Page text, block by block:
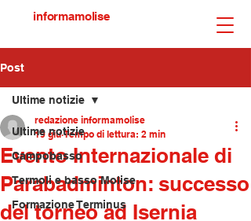
informamolise
Post
Ultime notizie
Campobasso
Termoli e basso Molise
Formazione Terminus
Ultime notizie
Evento Internazionale di
Parabadminton: successo
del torneo ad Isernia
redazione informamolise
19 giu Tempo di lettura: 2 min